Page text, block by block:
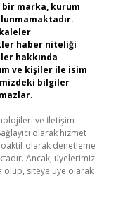
marka, kurum
haber niteliği
hakkında
ve kişiler ile isim
bilgiler
ve İletişim
olarak hizmet
olarak denetleme
Ancak, üyelerimiz
olup, siteye üye olarak